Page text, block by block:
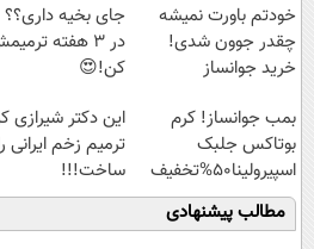
خودتم باورت نمیشه
چقدر جوون شدی!
خرید جوانساز
ویژه
جای بخیه
در 3 هفته
کن!😍
بمب جوانساز! کرم
بوتاکس جلبک
اسپیرولینا50%تخفیف
این دکتر شیرازی
ترمیم زخم ایرانی
ساخت!!!
مطالب پیشنهادی